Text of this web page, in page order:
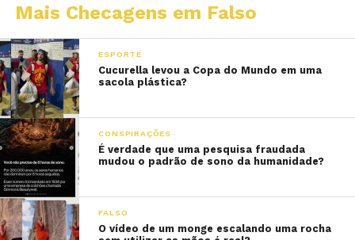
Mais Checagens em Falso
ESPORTE
Cucurella levou a Copa do Mundo em uma
sacola plástica?
CONSPIRAÇÕES
É verdade que uma pesquisa fraudada
mudou o padrão de sono da humanidade?
FALSO
O vídeo de um monge escalando uma rocha